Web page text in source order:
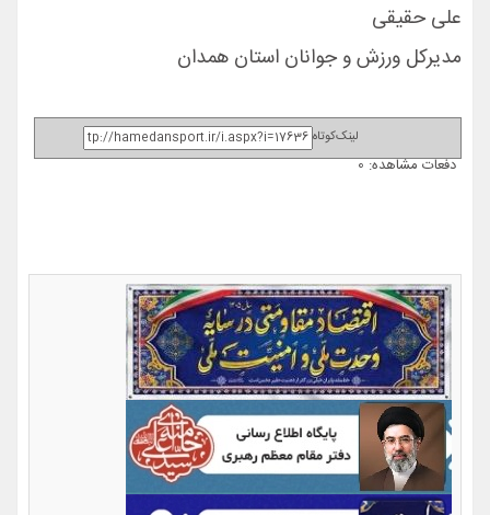
علی حقیقی
مدیرکل ورزش و جوانان استان همدان
لینک‌کوتاه
دفعات مشاهده: 0